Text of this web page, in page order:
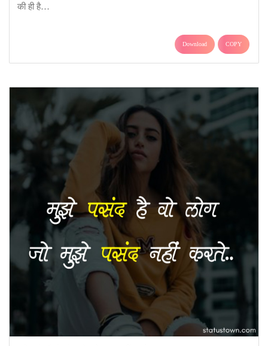
की ही है…
Download COPY